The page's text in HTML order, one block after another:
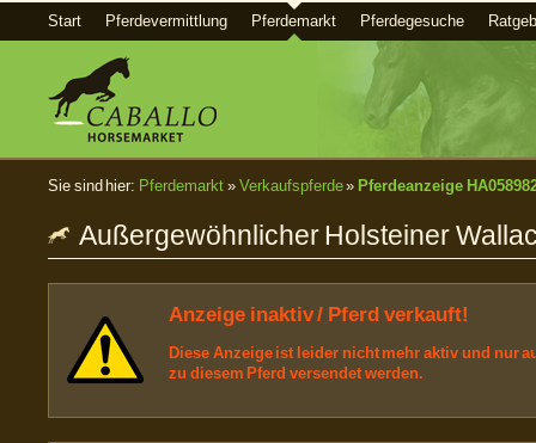
Start Pferdevermittlung Pferdemarkt Pferdegesuche
Sie sind hier: Pferdemarkt » Verkaufspferde» Pferdeanzeige
Außergewöhnlicher Holsteiner
Anzeige inaktiv / Pferd verkauft!
Diese Anzeige ist leider nicht mehr aktiv und nur
zu diesem Pferd versendet werden.